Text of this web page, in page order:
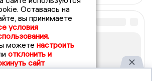
Оставаясь на
вы принимаете
условия
можете настроить
отклонить и
сайт